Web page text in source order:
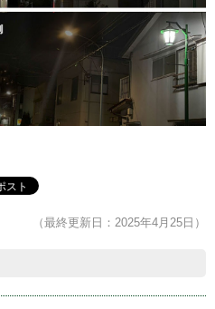
（最終更新日：2025年4月25日）